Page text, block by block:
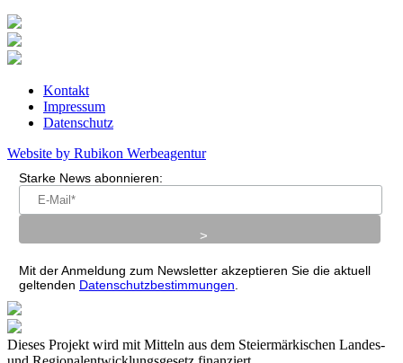
Kontakt
Impressum
Datenschutz
Website by Rubikon Werbeagentur
Starke News abonnieren:
Mit der Anmeldung zum Newsletter akzeptieren Sie die aktuell
geltenden Datenschutzbestimmungen.
Dieses Projekt wird mit Mitteln aus dem Steiermärkischen Landes-